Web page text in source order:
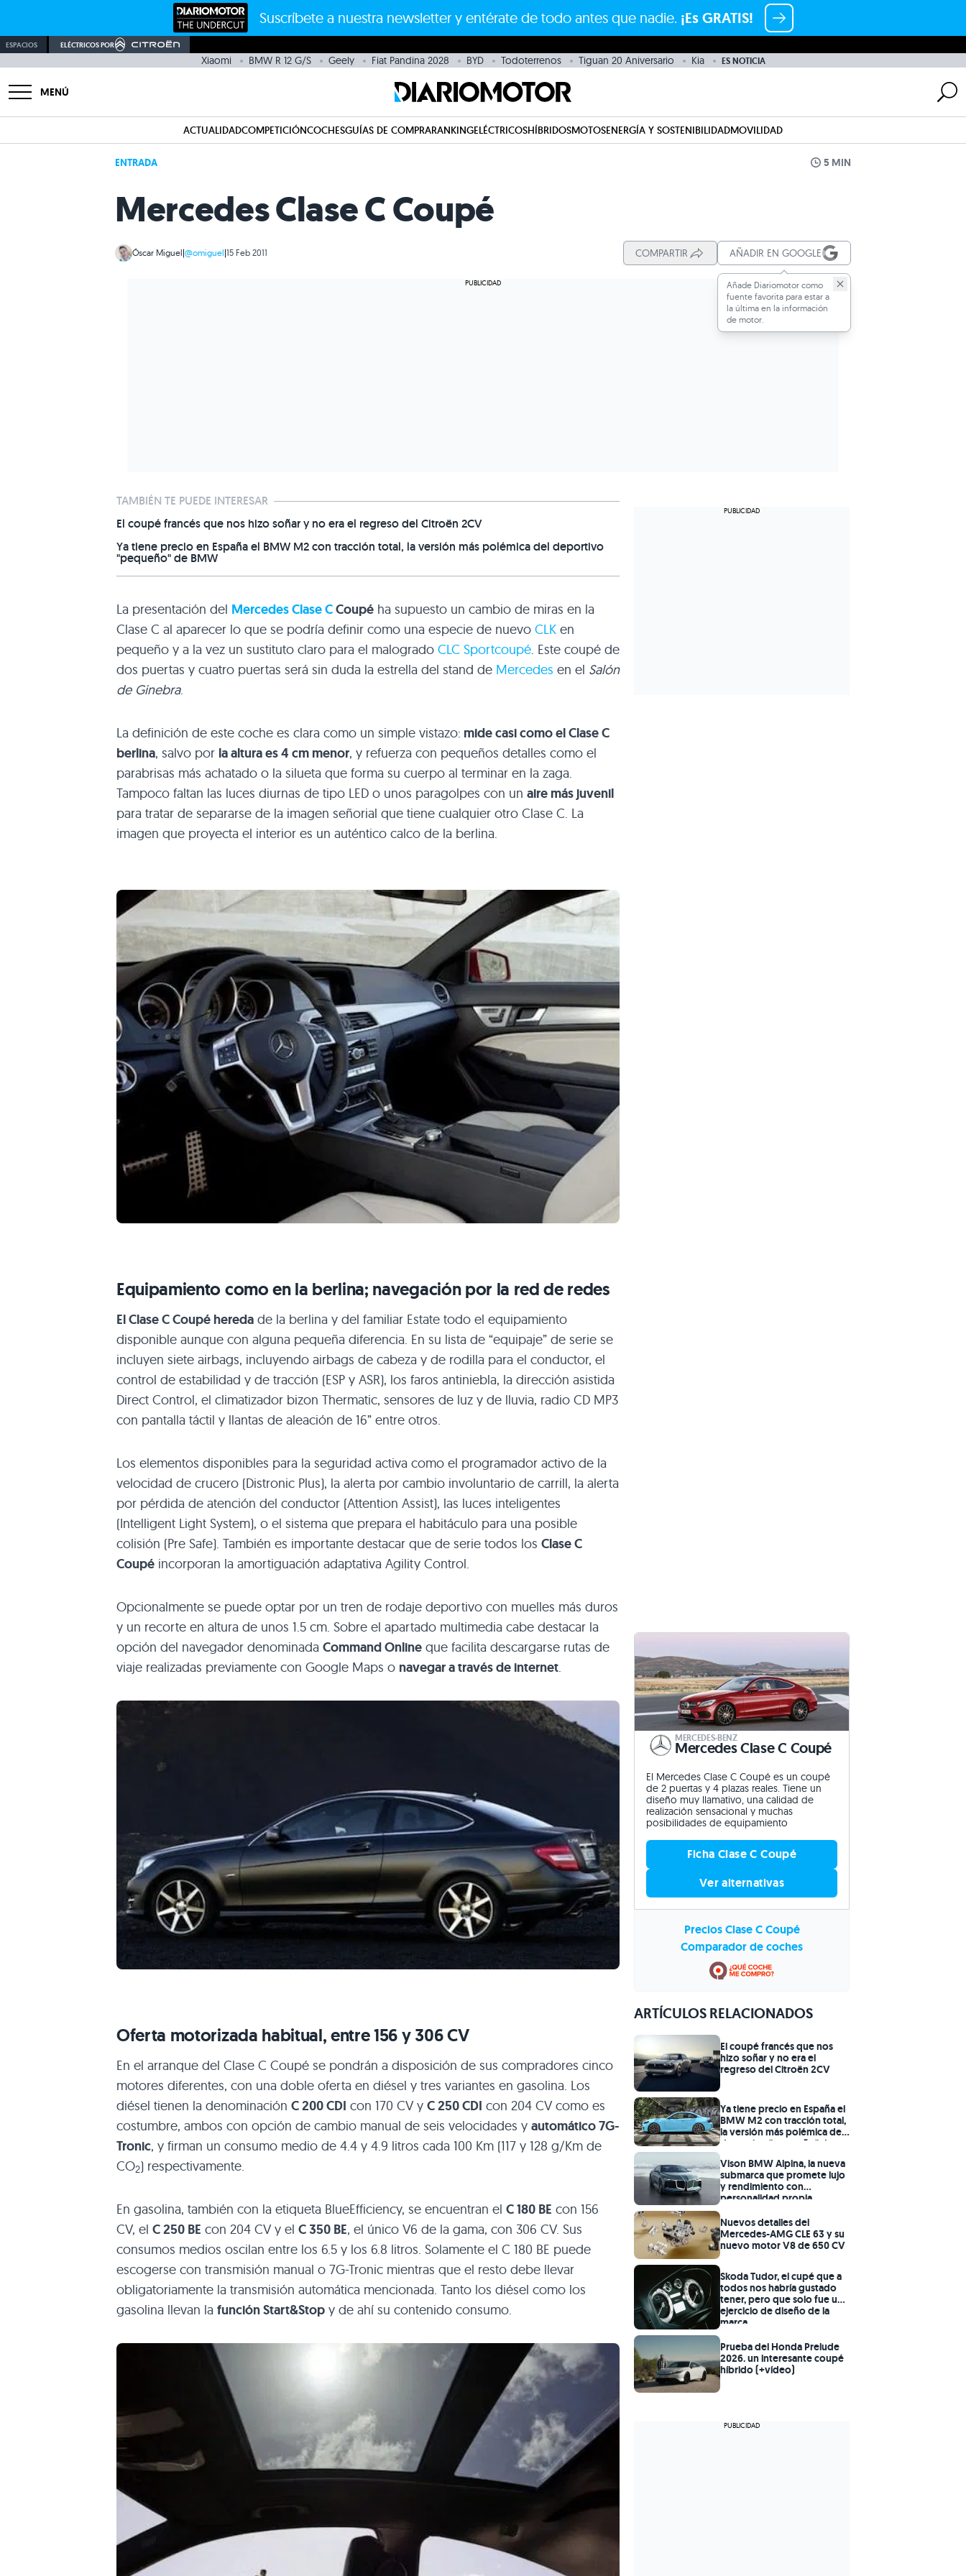
Suscríbete a nuestra newsletter y entérate de todo antes que nadie. ¡Es GRATIS!
ESPACIOS ELÉCTRICOS POR
Xiaomi BMW R 12 G/S Geely Fiat Pandina 2028 BYD Todoterrenos Tiguan 20 Aniversario Kia ES NOTICIA
MENÚ
ACTUALIDADCOMPETICIÓNCOCHESGUÍAS DE COMPRARANKINGELÉCTRICOSHÍBRIDOSMOTOSENERGÍA Y SOSTENIBILIDADMOVILIDAD
ENTRADA 5 MIN
Mercedes Clase C Coupé
Óscar Miguel|@omiguel|15 Feb 2011 COMPARTIR AÑADIR EN GOOGLE
Añade Diariomotor como
fuente favorita para estar a
la última en la información
de motor.
TAMBIÉN TE PUEDE INTERESAR
El coupé francés que nos hizo soñar y no era el regreso del Citroën 2CV
Ya tiene precio en España el BMW M2 con tracción total, la versión más polémica del deportivo
"pequeño" de BMW
La presentación del Mercedes Clase CCoupé ha supuesto un cambio de miras en la
Clase C al aparecer lo que se podría definir como una especie de nuevo CLK en
pequeño y a la vez un sustituto claro para el malogrado CLC Sportcoupé. Este coupé de
dos puertas y cuatro puertas será sin duda la estrella del stand de Mercedes en el Salón
de Ginebra.
La definición de este coche es clara como un simple vistazo: mide casi como el Clase C
berlina, salvo por la altura es 4 cm menor, y refuerza con pequeños detalles como el
parabrisas más achatado o la silueta que forma su cuerpo al terminar en la zaga.
Tampoco faltan las luces diurnas de tipo LED o unos paragolpes con un aire más juvenil
para tratar de separarse de la imagen señorial que tiene cualquier otro Clase C. La
imagen que proyecta el interior es un auténtico calco de la berlina.
Equipamiento como en la berlina; navegación por la red de redes
El Clase C Coupé hereda de la berlina y del familiar Estate todo el equipamiento
disponible aunque con alguna pequeña diferencia. En su lista de “equipaje” de serie se
incluyen siete airbags, incluyendo airbags de cabeza y de rodilla para el conductor, el
control de estabilidad y de tracción (ESP y ASR), los faros antiniebla, la dirección asistida
Direct Control, el climatizador bizon Thermatic, sensores de luz y de lluvia, radio CD MP3
con pantalla táctil y llantas de aleación de 16” entre otros.
Los elementos disponibles para la seguridad activa como el programador activo de la
velocidad de crucero (Distronic Plus), la alerta por cambio involuntario de carrill, la alerta
por pérdida de atención del conductor (Attention Assist), las luces inteligentes
(Intelligent Light System), o el sistema que prepara el habitáculo para una posible
colisión (Pre Safe). También es importante destacar que de serie todos los Clase C
Coupé incorporan la amortiguación adaptativa Agility Control.
Opcionalmente se puede optar por un tren de rodaje deportivo con muelles más duros
y un recorte en altura de unos 1.5 cm. Sobre el apartado multimedia cabe destacar la
opción del navegador denominada Command Online que facilita descargarse rutas de
viaje realizadas previamente con Google Maps o navegar a través de internet.
Oferta motorizada habitual, entre 156 y 306 CV
En el arranque del Clase C Coupé se pondrán a disposición de sus compradores cinco
motores diferentes, con una doble oferta en diésel y tres variantes en gasolina. Los
diésel tienen la denominación C 200 CDI con 170 CV y C 250 CDI con 204 CV como es
costumbre, ambos con opción de cambio manual de seis velocidades y automático 7G-
Tronic, y firman un consumo medio de 4.4 y 4.9 litros cada 100 Km (117 y 128 g/Km de
CO2) respectivamente.
En gasolina, también con la etiqueta BlueEfficiency, se encuentran el C 180 BE con 156
CV, el C 250 BE con 204 CV y el C 350 BE, el único V6 de la gama, con 306 CV. Sus
consumos medios oscilan entre los 6.5 y los 6.8 litros. Solamente el C 180 BE puede
escogerse con transmisión manual o 7G-Tronic mientras que el resto debe llevar
obligatoriamente la transmisión automática mencionada. Tanto los diésel como los
gasolina llevan la función Start&Stop y de ahí su contenido consumo.
MERCEDES-BENZ
Mercedes Clase C Coupé
El Mercedes Clase C Coupé es un coupé
de 2 puertas y 4 plazas reales. Tiene un
diseño muy llamativo, una calidad de
realización sensacional y muchas
posibilidades de equipamiento
Ficha Clase C Coupé
Ver alternativas
Precios Clase C Coupé
Comparador de coches
ARTÍCULOS RELACIONADOS
El coupé francés que nos
hizo soñar y no era el
regreso del Citroën 2CV
Ya tiene precio en España el
BMW M2 con tracción total,
la versión más polémica del
deportivo "pequeño" de
Vison BMW Alpina, la nueva
submarca que promete lujo
y rendimiento con
personalidad propia
Nuevos detalles del
Mercedes-AMG CLE 63 y su
nuevo motor V8 de 650 CV
Skoda Tudor, el cupé que a
todos nos habría gustado
tener, pero que solo fue un
ejercicio de diseño de la
marca
Prueba del Honda Prelude
2026. un interesante coupé
híbrido (+vídeo)